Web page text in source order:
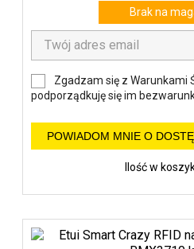
Brak na
Zgadzam się z Warunkami
podporządkuję się im
POWIADOM MNIE O
Ilość w